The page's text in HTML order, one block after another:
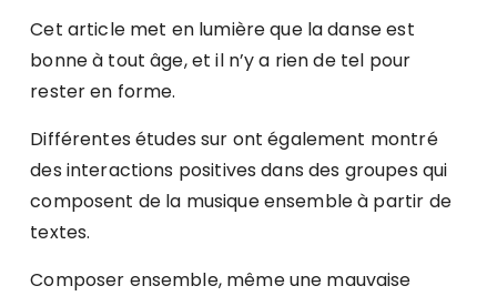
Cet article met en lumière que la danse est
bonne à tout âge, et il n’y a rien de tel pour
rester en forme.
Différentes études sur ont également montré
des interactions positives dans des groupes qui
composent de la musique ensemble à partir de
textes.
Composer ensemble, même une mauvaise